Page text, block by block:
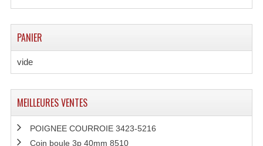
PANIER
vide
MEILLEURES VENTES
POIGNEE COURROIE 3423-5216
Coin boule 3p 40mm 8510